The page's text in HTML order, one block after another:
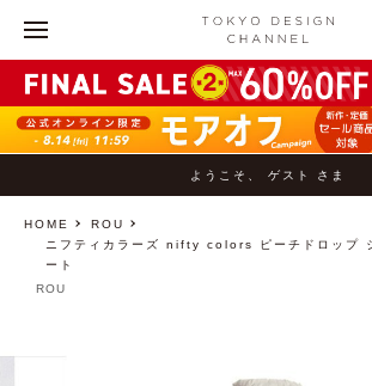
ようこそ、 ゲスト さま
HOME
ROU
ニフティカラーズ nifty colors ピーチドロップ
ート
ROU